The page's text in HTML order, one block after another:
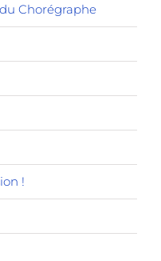
Chorégraphe
!